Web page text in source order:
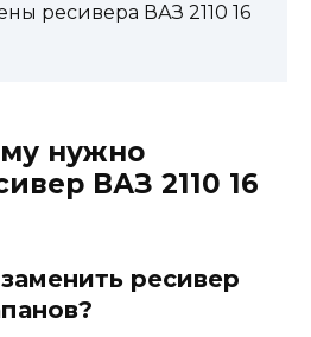
ресивера ВАЗ 2110 16
нужно
ВАЗ 2110 16
ресивер